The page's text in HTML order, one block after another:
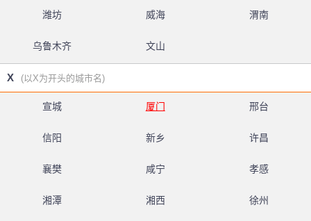
潍坊 威海 渭南
乌鲁木齐 文山
X (以X为开头的城市名)
宣城 厦门 邢台
信阳 新乡 许昌
襄樊 咸宁 孝感
湘潭 湘西 徐州